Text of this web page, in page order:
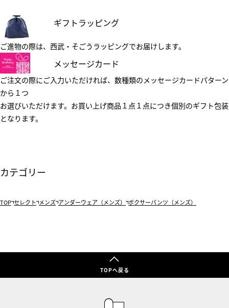
ギフトラッピング
ご進物の際は、西武・そごうラッピングでお届けします。
メッセージカード
ご注文の際にご入力いただければ、数種類のメッセージカードパターン
から１つ
お選びいただけます。お買い上げ商品１点１点につき個別のギフト包装
となります。
カテゴリー
TOP セレクト メンズ アンダーウェア（メンズ） ボクサーパンツ（メンズ）
TOPへ戻る